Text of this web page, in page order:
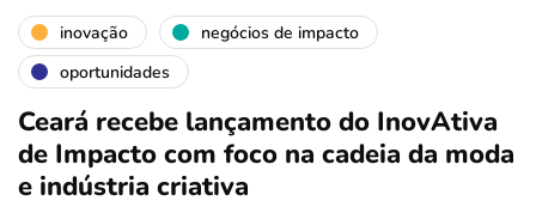
inovação
negócios de impacto
oportunidades
Ceará recebe lançamento do InovAtiva
de Impacto com foco na cadeia da moda
e indústria criativa